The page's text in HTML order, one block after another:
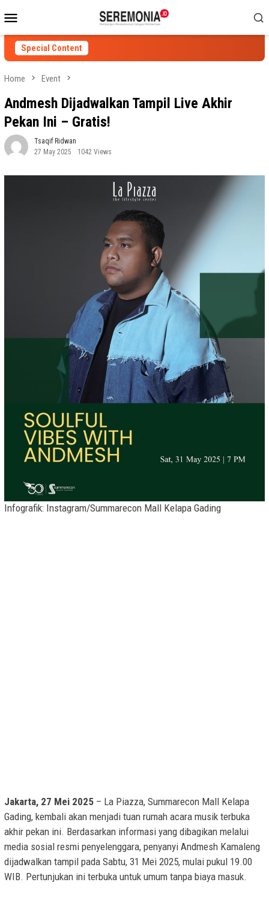
to
contentMenu
Special Content
Home Event
Andmesh Dijadwalkan Tampil Live Akhir
Pekan Ini – Gratis!
Tsaqif Ridwan
27 May 2025
1042 Views
Infografik: Instagram/Summarecon Mall Kelapa Gading
Jakarta, 27 Mei 2025 – La Piazza, Summarecon Mall Kelapa
Gading, kembali akan menjadi tuan rumah acara musik terbuka
akhir pekan ini. Berdasarkan informasi yang dibagikan melalui
media sosial resmi penyelenggara, penyanyi Andmesh Kamaleng
dijadwalkan tampil pada Sabtu, 31 Mei 2025, mulai pukul 19.00
WIB. Pertunjukan ini terbuka untuk umum tanpa biaya masuk.